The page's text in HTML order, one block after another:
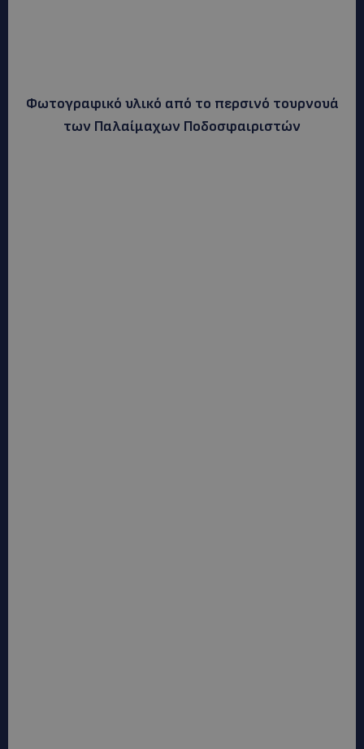
Φωτογραφικό υλικό από το περσινό τουρνουά
των Παλαίμαχων Ποδοσφαιριστών